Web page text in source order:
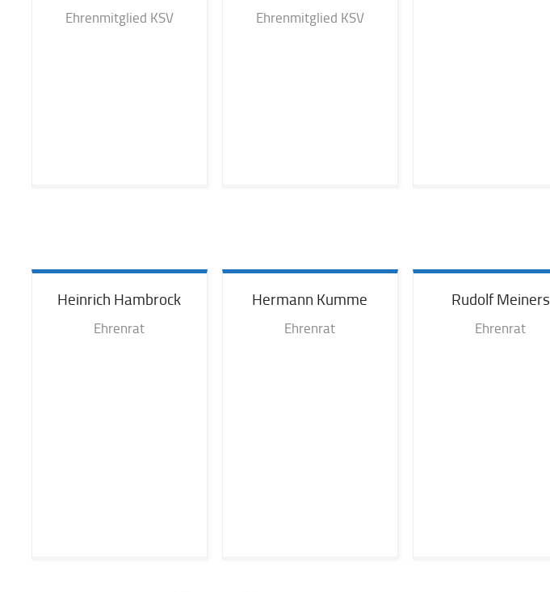
Ehrenmitglied KSV Ehrenmitglied KSV
Heinrich Hambrock
Ehrenrat
Hermann Kumme
Ehrenrat
Rudolf Meiners
Ehrenrat